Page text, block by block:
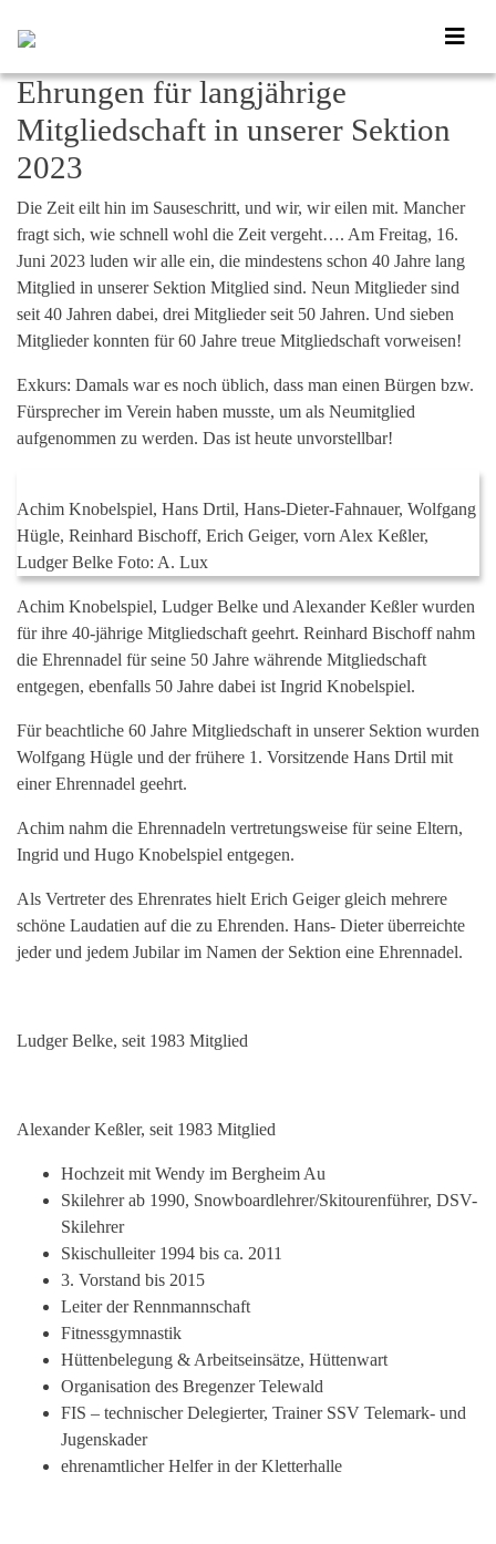
Ehrungen für langjährige
Mitgliedschaft in unserer Sektion
2023
Die Zeit eilt hin im Sauseschritt, und wir, wir eilen mit. Mancher
fragt sich, wie schnell wohl die Zeit vergeht…. Am Freitag, 16.
Juni 2023 luden wir alle ein, die mindestens schon 40 Jahre lang
Mitglied in unserer Sektion Mitglied sind. Neun Mitglieder sind
seit 40 Jahren dabei, drei Mitglieder seit 50 Jahren. Und sieben
Mitglieder konnten für 60 Jahre treue Mitgliedschaft vorweisen!
Exkurs: Damals war es noch üblich, dass man einen Bürgen bzw.
Fürsprecher im Verein haben musste, um als Neumitglied
aufgenommen zu werden. Das ist heute unvorstellbar!
Achim Knobelspiel, Hans Drtil, Hans-Dieter-Fahnauer, Wolfgang
Hügle, Reinhard Bischoff, Erich Geiger, vorn Alex Keßler,
Ludger Belke Foto: A. Lux
Achim Knobelspiel, Ludger Belke und Alexander Keßler wurden
für ihre 40-jährige Mitgliedschaft geehrt. Reinhard Bischoff nahm
die Ehrennadel für seine 50 Jahre währende Mitgliedschaft
entgegen, ebenfalls 50 Jahre dabei ist Ingrid Knobelspiel.
Für beachtliche 60 Jahre Mitgliedschaft in unserer Sektion wurden
Wolfgang Hügle und der frühere 1. Vorsitzende Hans Drtil mit
einer Ehrennadel geehrt.
Achim nahm die Ehrennadeln vertretungsweise für seine Eltern,
Ingrid und Hugo Knobelspiel entgegen.
Als Vertreter des Ehrenrates hielt Erich Geiger gleich mehrere
schöne Laudatien auf die zu Ehrenden. Hans- Dieter überreichte
jeder und jedem Jubilar im Namen der Sektion eine Ehrennadel.
Ludger Belke, seit 1983 Mitglied
Alexander Keßler, seit 1983 Mitglied
Hochzeit mit Wendy im Bergheim Au
Skilehrer ab 1990, Snowboardlehrer/Skitourenführer, DSV-
Skilehrer
Skischulleiter 1994 bis ca. 2011
3. Vorstand bis 2015
Leiter der Rennmannschaft
Fitnessgymnastik
Hüttenbelegung & Arbeitseinsätze, Hüttenwart
Organisation des Bregenzer Telewald
FIS – technischer Delegierter, Trainer SSV Telemark- und
Jugenskader
ehrenamtlicher Helfer in der Kletterhalle